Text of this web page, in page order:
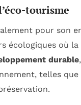
tourisme
pour son
écologiques où
durable
telles